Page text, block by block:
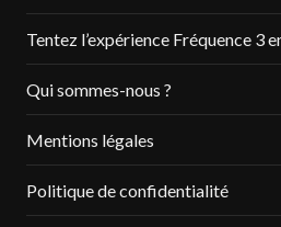
Tentez l’expérience Fréquence 3
Qui sommes-nous ?
Mentions légales
Politique de confidentialité